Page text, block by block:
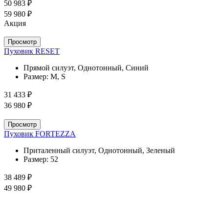
50 983 ₽
59 980 ₽
Акция
Просмотр
Пуховик RESET
Прямой силуэт, Однотонный, Синий
Размер: M, S
31 433 ₽
36 980 ₽
Просмотр
Пуховик FORTEZZA
Приталенный силуэт, Однотонный, Зеленый
Размер: 52
38 489 ₽
49 980 ₽